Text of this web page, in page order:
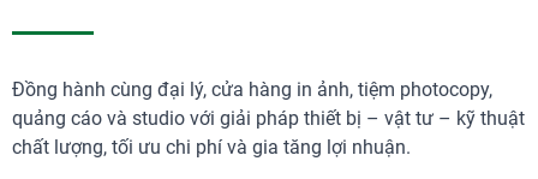
Đồng hành cùng đại lý, cửa hàng in ảnh, tiệm photocopy,
quảng cáo và studio với giải pháp thiết bị – vật tư – kỹ thuật
chất lượng, tối ưu chi phí và gia tăng lợi nhuận.